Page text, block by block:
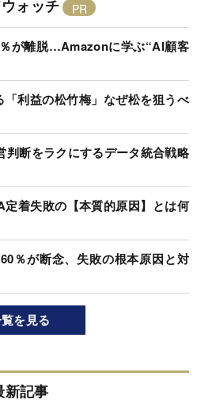
ォッチ
％が離脱…Amazonに学ぶ“AI顧客
利益の松竹梅」なぜ松を狙うべ
判断をラクにするデータ統合戦略
着失敗の【本質的原因】とは何
％が断念、失敗の根本原因と対
を見る
新記事